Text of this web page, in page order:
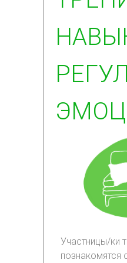
Участницы/ки
познакомятся